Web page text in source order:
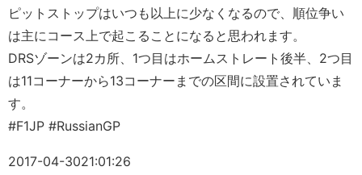
ピットストップはいつも以上に少なくなるので、順位争い
は主にコース上で起こることになると思われます。
DRSゾーンは2カ所、1つ目はホームストレート後半、2つ目
は11コーナーから13コーナーまでの区間に設置されていま
す。
#F1JP #RussianGP
2017-04-3021:01:26